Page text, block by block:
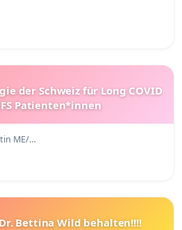
der Schweiz für Long COVID
Patienten*innen
ME/…
Bettina Wild behalten!!!!